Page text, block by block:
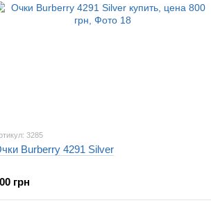
3285
Burberry 4291 Silver
грн